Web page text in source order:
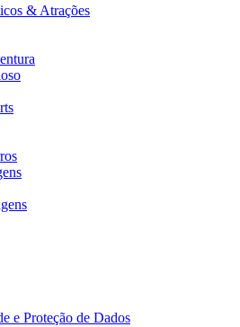
& Atrações
e Proteção de Dados